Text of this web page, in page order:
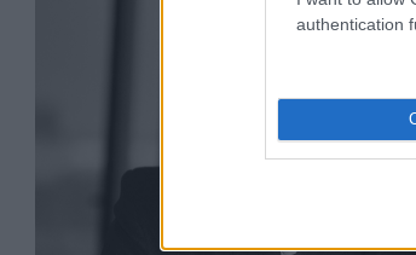
authentication